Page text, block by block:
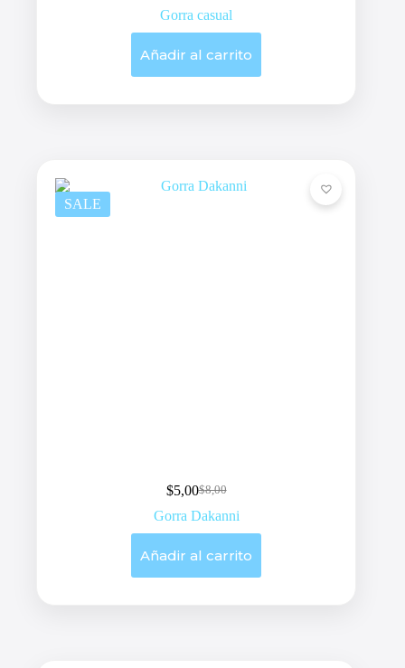
Gorra casual
Añadir al carrito
SALE
$8,00
Original
price
was:
$5,00Current
price
is:
Gorra Dakanni
Añadir al carrito